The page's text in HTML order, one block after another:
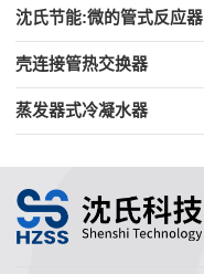
沈氏节能:微的管式反应器
壳连接管热交换器
蒸发器式冷凝水器